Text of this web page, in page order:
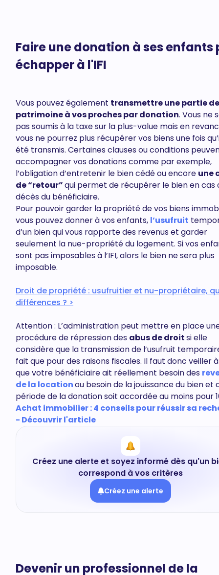
Faire une donation à ses enfants
échapper à l'IFI
Vous pouvez également transmettre une partie
patrimoine à vos proches par donation. Vous ne
pas soumis à la taxe sur la plus-value mais en
vous ne pourrez plus récupérer vos biens une fois
été transmis. Certaines clauses ou conditions
accompagner vos donations comme par exemple,
l’obligation d’entretenir le bien cédé ou encore une
de “retour”qui permet de récupérer le bien en cas
décès du bénéficiaire.
Pour pouvoir garder la propriété de vos biens
vous pouvez donner à vos enfants, l’usufruit
d’un bien qui vous rapporte des revenus et garder
seulement la nue-propriété du logement. Si vos
sont pas imposables à l’IFI, alors le bien ne sera plus
imposable.
Droit de propriété : usufruitier et nu-propriétaire,
différences ? >
Attention : L’administration peut mettre en place
procédure de répression des abus de droitsi elle
considère que la transmission de l’usufruit
fait que pour des raisons fiscales. Il faut donc veiller
que votre bénéficiaire ait réellement besoin des
de la locationou besoin de la jouissance du bien et
période de la donation soit accordée au moins pour
Achat immobilier : 4 conseils pour réussir sa
- Découvrir l'article
Créez une alerte et soyez informé dès qu'un
correspond à vos critères
Créez une alerte
Devenir un professionnel de la